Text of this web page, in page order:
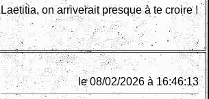
Laetitia, on arriverait presque à te croire !
le 08/02/2026 à 16:46:13